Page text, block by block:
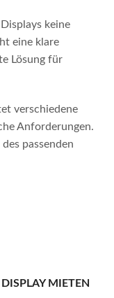
keine
eine klare
Lösung für
verschiedene
Anforderungen.
passenden
DISPLAY MIETEN